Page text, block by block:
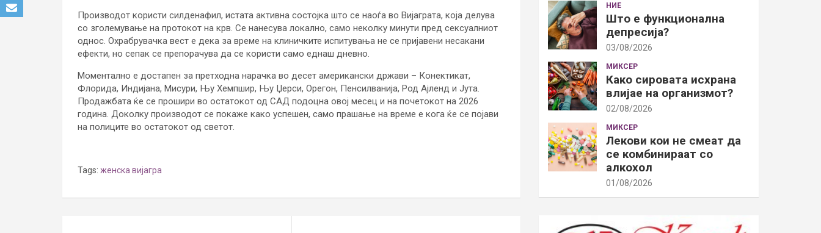
Производот користи силденафил, истата активна состојка што се наоѓа во Вијаграта, која делува
со зголемување на протокот на крв. Се нанесува локално, само неколку минути пред сексуалниот
однос. Охрабрувачка вест е дека за време на клиничките испитувања не се пријавени несакани
ефекти, но сепак се препорачува да се користи само еднаш дневно.
Моментално е достапен за претходна нарачка во десет американски држави – Конектикат,
Флорида, Индијана, Мисури, Њу Хемпшир, Њу Џерси, Орегон, Пенсилванија, Род Ајленд и Јута.
Продажбата ќе се прошири во остатокот од САД подоцна овој месец и на почетокот на 2026
година. Доколку производот се покаже како успешен, само прашање на време е кога ќе се појави
на полиците во остатокот од светот.
Tags: женска вијагра
НИЕ
Што е функционална
депресија?
03/08/2026
МИКСЕР
Како сировата исхрана
влијае на организмот?
02/08/2026
МИКСЕР
Лекови кои не смеат да
се комбинираат со
алкохол
01/08/2026